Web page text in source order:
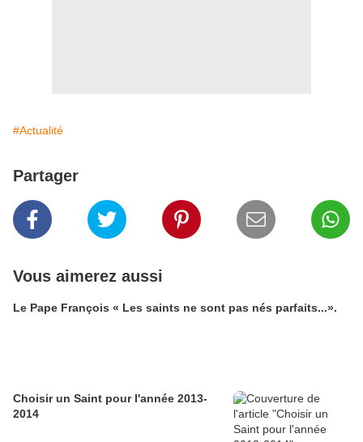
#Actualité
Partager
Vous aimerez aussi
Le Pape François « Les saints ne sont pas nés parfaits...».
Choisir un Saint pour l'année 2013-
2014